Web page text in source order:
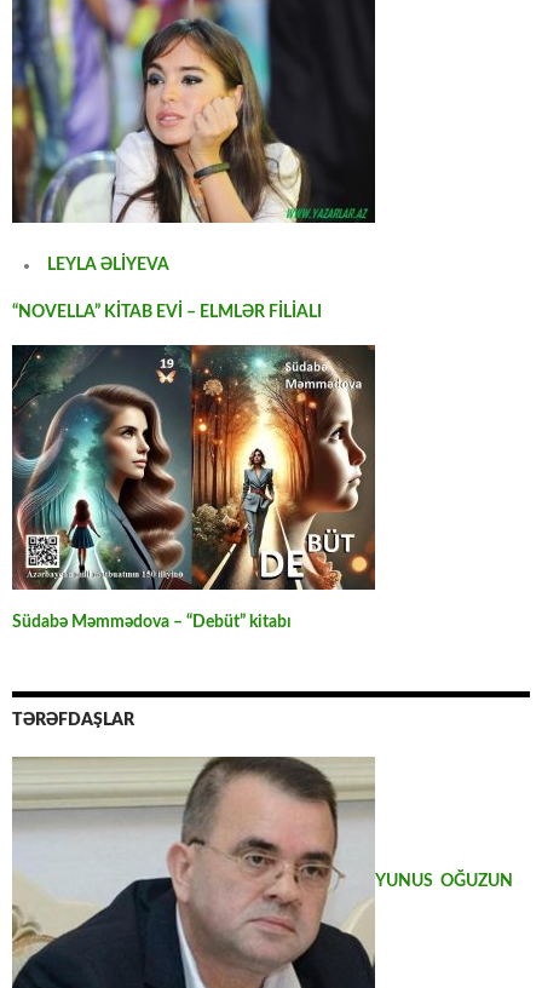
LEYLA ƏLİYEVA
“NOVELLA” KİTAB EVİ – ELMLƏR FİLİALI
Südabə Məmmədova – “Debüt” kitabı
TƏRƏFDAŞLAR
YUNUS OĞUZUN